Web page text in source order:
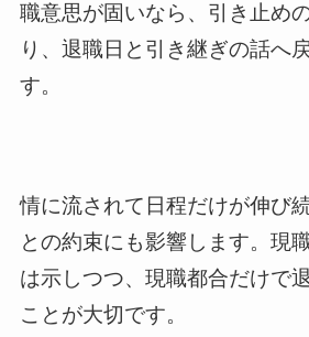
職意思が固いなら、引き止め
り、退職日と引き継ぎの話へ
す。
情に流されて日程だけが伸び
との約束にも影響します。現
は示しつつ、現職都合だけで
ことが大切です。